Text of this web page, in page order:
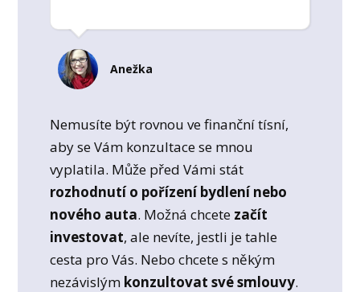
Anežka
Nemusíte být rovnou ve finanční tísní,
aby se Vám konzultace se mnou
vyplatila. Může před Vámi stát
rozhodnutí o pořízení bydlení nebo
nového auta. Možná chcete začít
investovat, ale nevíte, jestli je tahle
cesta pro Vás. Nebo chcete s někým
nezávislým konzultovat své smlouvy.